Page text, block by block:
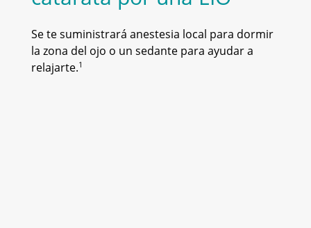
Se te suministrará anestesia local para dormir
la zona del ojo o un sedante para ayudar a
relajarte.1